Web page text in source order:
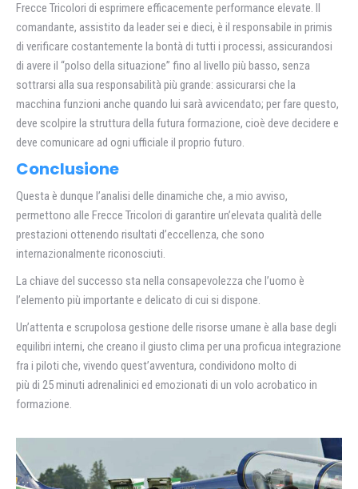
Frecce Tricolori di esprimere efficacemente performance elevate. Il
comandante, assistito da leader sei e dieci, è il responsabile in primis
di verificare costantemente la bontà di tutti i processi, assicurandosi
di avere il “polso della situazione” fino al livello più basso, senza
sottrarsi alla sua responsabilità più grande: assicurarsi che la
macchina funzioni anche quando lui sarà avvicendato; per fare questo,
deve scolpire la struttura della futura formazione, cioè deve decidere e
deve comunicare ad ogni ufficiale il proprio futuro.
Conclusione
Questa è dunque l’analisi delle dinamiche che, a mio avviso,
permettono alle Frecce Tricolori di garantire un’elevata qualità delle
prestazioni ottenendo risultati d’eccellenza, che sono
internazionalmente riconosciuti.
La chiave del successo sta nella consapevolezza che l’uomo è
l’elemento più importante e delicato di cui si dispone.
Un’attenta e scrupolosa gestione delle risorse umane è alla base degli
equilibri interni, che creano il giusto clima per una proficua integrazione
fra i piloti che, vivendo quest’avventura, condividono molto di
più di 25 minuti adrenalinici ed emozionati di un volo acrobatico in
formazione.